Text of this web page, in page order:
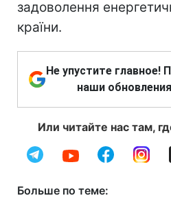
задоволення
країни.
Не упустите главное!
наши
Или читайте нас там,
Больше по теме: